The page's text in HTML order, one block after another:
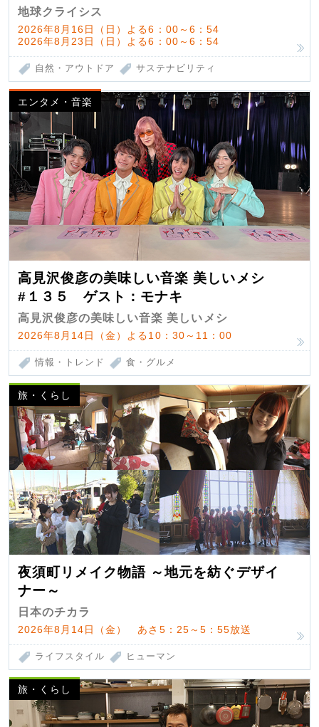
地球クライシス
2026年8月16日（日）よる6：00～6：54
2026年8月23日（日）よる6：00～6：54
自然・アウトドア サステナビリティ
エンタメ・音楽
高見沢俊彦の美味しい音楽 美しいメシ
#１３５ ゲスト：モナキ
高見沢俊彦の美味しい音楽 美しいメシ
2026年8月14日（金）よる10：30～11：00
情報・トレンド 食・グルメ
旅・くらし
夜須町リメイク物語 ～地元を紡ぐデザイ
ナー～
日本のチカラ
2026年8月14日（金） あさ5：25～5：55放送
ライフスタイル ヒューマン
旅・くらし